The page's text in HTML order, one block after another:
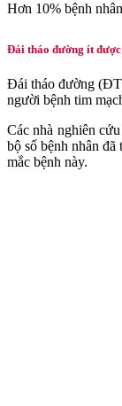
Hơn 10% bệnh
Đái tháo đường ít
Đái tháo đường
người bệnh tim
Các nhà nghiên
bộ số bệnh nhân
mắc bệnh này.